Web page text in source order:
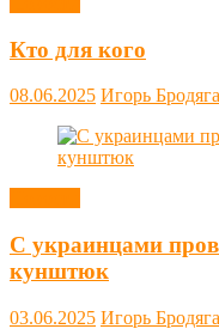
Кто для кого
08.06.2025 Игорь Бродяга
С украинцами
кунштюк
03.06.2025 Игорь Бродяга